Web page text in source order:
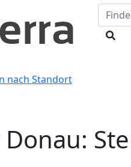
nach Standort